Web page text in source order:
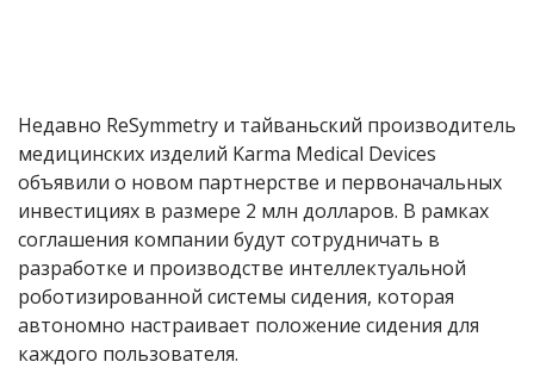
Недавно ReSymmetry и тайваньский производитель
медицинских изделий Karma Medical Devices
объявили о новом партнерстве и первоначальных
инвестициях в размере 2 млн долларов. В рамках
соглашения компании будут сотрудничать в
разработке и производстве интеллектуальной
роботизированной системы сидения, которая
автономно настраивает положение сидения для
каждого пользователя.